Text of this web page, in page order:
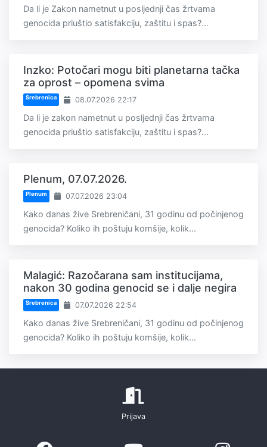
Da li je Zakon nametnut u posljednji čas žrtvama
genocida priuštio satisfakciju, zaštitu i spas?...
Inzko: Potočari mogu biti planetarna tačka
za oprost – opomena svima
Srebrenica 08.07.2026 22:17
Da li je zakon nametnut u posljednji čas žrtvama
genocida priuštio satisfakciju, zaštitu i spas?...
Plenum, 07.07.2026.
Plenum 07.07.2026 23:04
Kako danas žive Srebreničani, 31 godinu od počinjenog
genocida? Koliko ih poštuju komšije, kolik...
Malagić: Razočarana sam institucijama,
nakon 30 godina genocid se i dalje negira
Srebrenica 07.07.2026 22:54
Kako danas žive Srebreničani, 31 godinu od počinjenog
genocida? Koliko ih poštuju komšije, kolik...
Prijava